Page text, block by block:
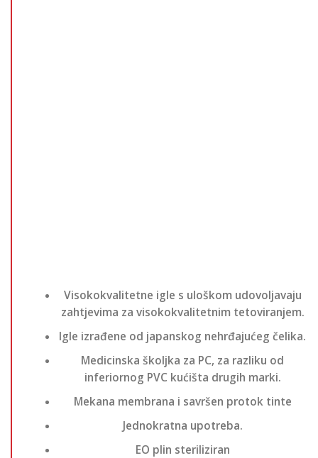
Visokokvalitetne igle s uloškom udovoljavaju
zahtjevima za visokokvalitetnim tetoviranjem.
Igle izrađene od japanskog nehrđajućeg čelika.
Medicinska školjka za PC, za razliku od
inferiornog PVC kućišta drugih marki.
Mekana membrana i savršen protok tinte
Jednokratna upotreba.
EO plin steriliziran